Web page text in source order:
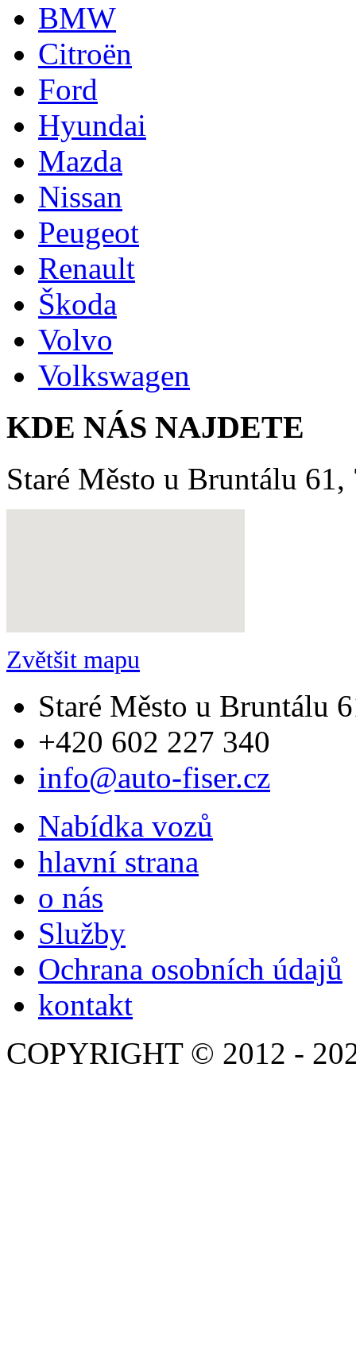
BMW
Citroën
Ford
Hyundai
Mazda
Nissan
Peugeot
Renault
Škoda
Volvo
Volkswagen
KDE NÁS NAJDETE
Staré Město u Bruntálu 61,
Zvětšit mapu
Staré Město u Bruntálu
+420 602 227 340
info@auto-fiser.cz
Nabídka vozů
hlavní strana
o nás
Služby
Ochrana osobních údajů
kontakt
COPYRIGHT © 2012 -